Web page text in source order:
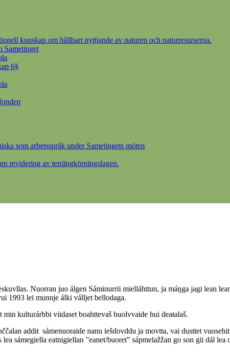
kunskap om hållbart nyttjande av naturen och naturresurserna.
Sametinget
6§
som arbetsspråk under Sametingets möten
revidering av terrängkörningslagen.
Nuorran juo álgen Sáminurrii mielláhttun, ja máŋga jagi lean
1993 lei munnje álki válljet bellodaga.
kulturárbbi viidaset boahttevaš buolvvaide hui deaŧalaš.
addit sámenuoraide nanu iešdovddu ja movtta, vai dusttet
sámegiella eatnigiellan ”eanet/buoret” sápmelažžan go son gii dál